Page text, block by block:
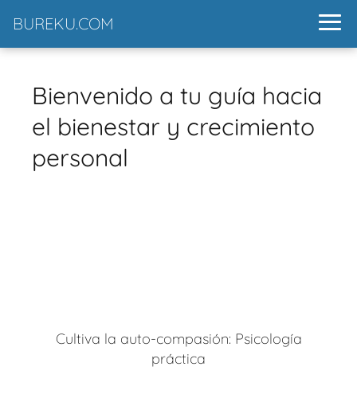
BUREKU.COM
Bienvenido a tu guía hacia
el bienestar y crecimiento
personal
Cultiva la auto-compasión: Psicología
práctica